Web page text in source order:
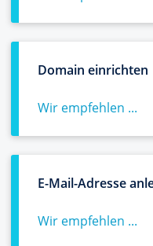
Domain einrichten
Wir empfehlen ...
E-Mail-Adresse
Wir empfehlen ...